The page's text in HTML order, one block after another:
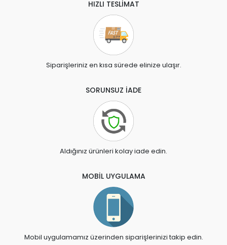
HIZLI TESLİMAT
Siparişleriniz en kısa sürede elinize ulaşır.
SORUNSUZ İADE
Aldığınız ürünleri kolay iade edin.
MOBİL UYGULAMA
Mobil uygulamamız üzerinden siparişlerinizi takip edin.